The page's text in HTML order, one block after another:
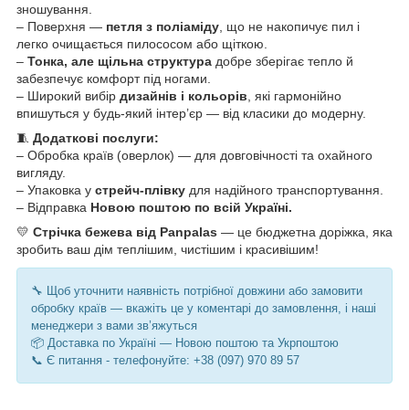
зношування.
– Поверхня — петля з поліаміду , що не накопичує пил і
легко очищається пилососом або щіткою.
– Тонка, але щільна структура добре зберігає тепло й
забезпечує комфорт під ногами.
– Широкий вибір дизайнів і кольорів , які гармонійно
впишуться у будь-який інтер’єр — від класики до модерну.
🧵 Додаткові послуги:
– Обробка країв (оверлок) — для довговічності та охайного
вигляду.
– Упаковка у стрейч-плівку для надійного транспортування.
– Відправка Новою поштою по всій Україні.
💛 Стрічка бежева від Panpalas — це бюджетна доріжка, яка
зробить ваш дім теплішим, чистішим і красивішим!
🔧 Щоб уточнити наявність потрібної довжини або замовити
обробку країв — вкажіть це у коментарі до замовлення, і наші
менеджери з вами зв’яжуться
📦 Доставка по Україні — Новою поштою та Укрпоштою
📞 Є питання - телефонуйте: +38 (097) 970 89 57